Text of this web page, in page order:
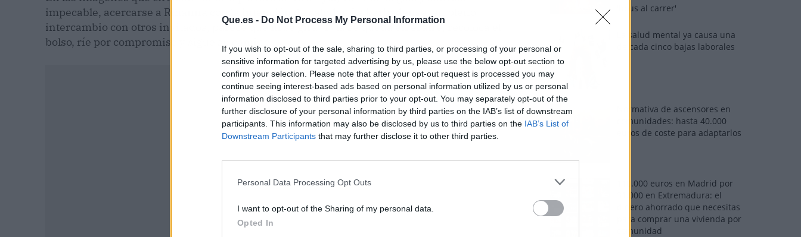
Que.es - Do Not Process My Personal Information
If you wish to opt-out of the sale, sharing to third parties, or processing of your personal or
sensitive information for targeted advertising by us, please use the below opt-out section to
confirm your selection. Please note that after your opt-out request is processed you may
continue seeing interest-based ads based on personal information utilized by us or personal
information disclosed to third parties prior to your opt-out. You may separately opt-out of the
further disclosure of your personal information by third parties on the IAB’s list of downstream
participants. This information may also be disclosed by us to third parties on the IAB’s List of
Downstream Participants that may further disclose it to other third parties.
Personal Data Processing Opt Outs
I want to opt-out of the Sharing of my personal data.
Opted In
impecable, acercarse a Rihanna con la intención de saludar. La barbadense, en pleno
intercambio con otros invitados, parece que ni se gira. Tyla se queda en el aire, recoloca el
bolso, ríe por compromiso y sigue su camino.
'bous al carrer'
La salud mental ya causa una
de cada cinco bajas laborales
Normativa de ascensores en
comunidades: hasta 40.000
euros de coste para adaptarlos
110.000 euros en Madrid por
31.000 en Extremadura: el
dinero ahorrado que necesitas
para comprar una vivienda por
comunidad